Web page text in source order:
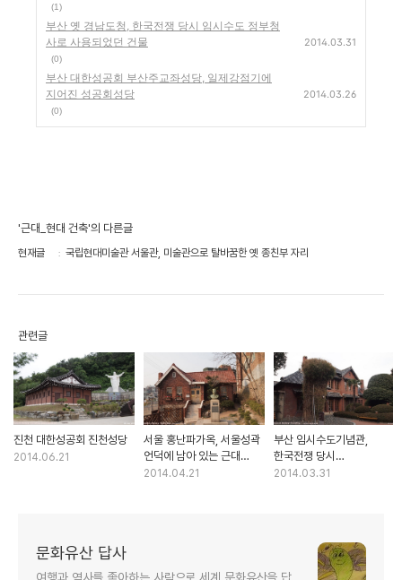
(1)
부산 옛 경남도청, 한국전쟁 당시 임시수도 정부청
사로 사용되었던 건물
(0)
2014.03.31
부산 대한성공회 부산주교좌성당, 일제강점기에
지어진 성공회성당
(0)
2014.03.26
'근대_현대 건축'의 다른글
현재글 국립현대미술관 서울관, 미술관으로 탈바꿈한 옛 종친부 자리
관련글
진천 대한성공회 진천성당
2014.06.21
서울 홍난파가옥, 서울성곽
언덕에 남아 있는 근대
서양식 주택
2014.04.21
부산 임시수도기념관,
한국전쟁 당시
대통령관저로 사용한 옛
2014.03.31
문화유산 답사
여행과 역사를 좋아하는 사람으로 세계 문화유산을 답